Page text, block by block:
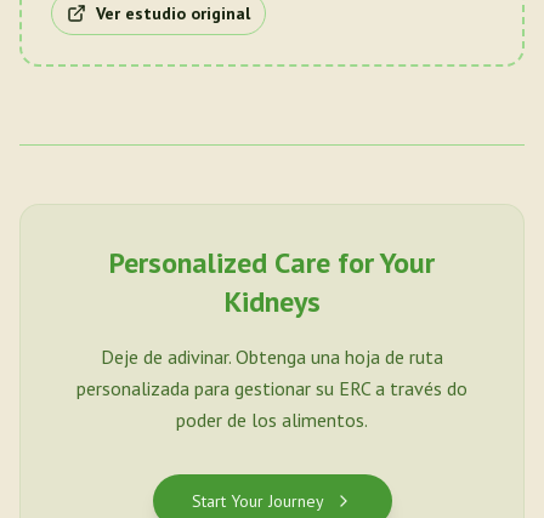
Ver estudio original
Personalized Care for Your
Kidneys
Deje de adivinar. Obtenga una hoja de ruta
personalizada para gestionar su ERC a través do
poder de los alimentos.
Start Your Journey